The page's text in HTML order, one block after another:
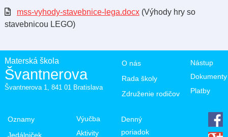
mss-vyhody-stavebnice-lega.docx(Výhody hry so
stavebnicou LEGO)
Materská škola
Švantnerova
Švantnerova 1, 841 01 Bratislava
O nás
Rada školy
Združenie rodičov
Nástup
Dokumenty
Platby
Oznamy
Jedálniček
Výučba
Aktivity
Denný
poriadok